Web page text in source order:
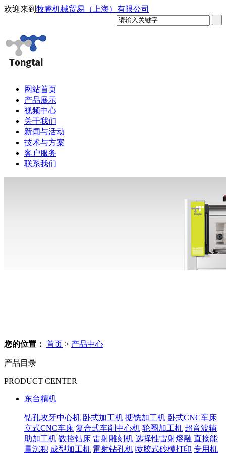
欢迎来到 牧睿机械贸易（上海）有限公司
网站首页
产品展示
视频中心
关于我们
新闻与活动
技术与方案
客户服务
联系我们
您的位置： 首页 > 产品中心
产品目录
PRODUCT CENTER
东台精机
钻孔攻牙中心机 卧式加工机 搪铣加工机 卧式CNC车床
立式CNC车床 复合式车削中心机 轮圈加工机 超音波辅
助加工机 数控钻床 雷射雕刻机 选择性雷射熔融 直接能
量沉积 成型加工机 雷射钻孔机 喷胶式砂模打印 专用机